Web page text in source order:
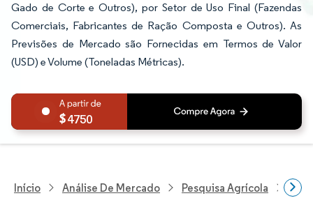
Gado de Corte e Outros), por Setor de Uso Final (Fazendas
Comerciais, Fabricantes de Ração Composta e Outros). As
Previsões de Mercado são Fornecidas em Termos de Valor
(USD) e Volume (Toneladas Métricas).
4750
Início Análise De Mercado Pesquisa Agrícola